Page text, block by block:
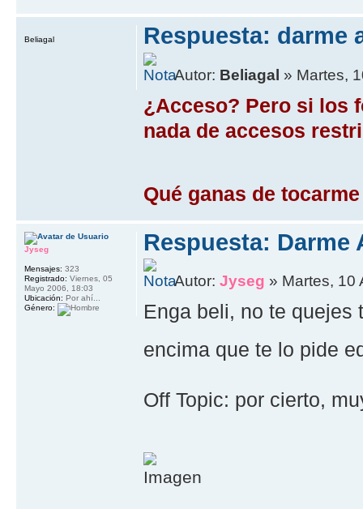
Respuesta: darme
Autor: Beliagal » Martes,
¿Acceso? Pero si los
nada de accesos
Qué ganas de
Beliagal
Respuesta: Darme
Autor:Jyseg » Martes, 10
Enga beli, no te quejes
encima que te lo pide
Off Topic: por cierto,
Jyseg
Mensajes: 323
Registrado: Viernes, 05
Mayo 2006, 18:03
Ubicación: Por ahí...
Género: